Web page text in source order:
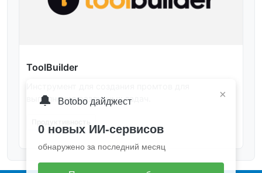
ToolBuilder
выполнения различных задач.
×
🔔 Botobo дайджест
0 новых ИИ-сервисов
обнаружено за последний месяц